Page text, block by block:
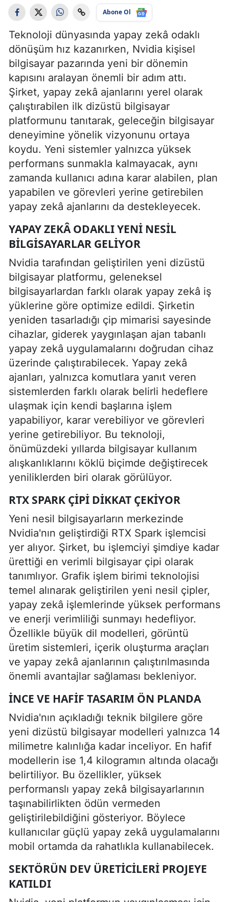
Abone Ol
Teknoloji dünyasında yapay zekâ odaklı
dönüşüm hız kazanırken, Nvidia kişisel
bilgisayar pazarında yeni bir dönemin
kapısını aralayan önemli bir adım attı.
Şirket, yapay zekâ ajanlarını yerel olarak
çalıştırabilen ilk dizüstü bilgisayar
platformunu tanıtarak, geleceğin bilgisayar
deneyimine yönelik vizyonunu ortaya
koydu. Yeni sistemler yalnızca yüksek
performans sunmakla kalmayacak, aynı
zamanda kullanıcı adına karar alabilen, plan
yapabilen ve görevleri yerine getirebilen
yapay zekâ ajanlarını da destekleyecek.
YAPAY ZEKÂ ODAKLI YENI NESIL
BILGISAYARLAR GELIYOR
Nvidia tarafından geliştirilen yeni dizüstü
bilgisayar platformu, geleneksel
bilgisayarlardan farklı olarak yapay zekâ iş
yüklerine göre optimize edildi. Şirketin
yeniden tasarladığı çip mimarisi sayesinde
cihazlar, giderek yaygınlaşan ajan tabanlı
yapay zekâ uygulamalarını doğrudan cihaz
üzerinde çalıştırabilecek. Yapay zekâ
ajanları, yalnızca komutlara yanıt veren
sistemlerden farklı olarak belirli hedeflere
ulaşmak için kendi başlarına işlem
yapabiliyor, karar verebiliyor ve görevleri
yerine getirebiliyor. Bu teknoloji,
önümüzdeki yıllarda bilgisayar kullanım
alışkanlıklarını köklü biçimde değiştirecek
yeniliklerden biri olarak görülüyor.
RTX SPARK ÇIPI DIKKAT ÇEKIYOR
Yeni nesil bilgisayarların merkezinde
Nvidia'nın geliştirdiği RTX Spark işlemcisi
yer alıyor. Şirket, bu işlemciyi şimdiye kadar
ürettiği en verimli bilgisayar çipi olarak
tanımlıyor. Grafik işlem birimi teknolojisi
temel alınarak geliştirilen yeni nesil çipler,
yapay zekâ işlemlerinde yüksek performans
ve enerji verimliliği sunmayı hedefliyor.
Özellikle büyük dil modelleri, görüntü
üretim sistemleri, içerik oluşturma araçları
ve yapay zekâ ajanlarının çalıştırılmasında
önemli avantajlar sağlaması bekleniyor.
İNCE VE HAFIF TASARIM ÖN PLANDA
Nvidia'nın açıkladığı teknik bilgilere göre
yeni dizüstü bilgisayar modelleri yalnızca 14
milimetre kalınlığa kadar inceliyor. En hafif
modellerin ise 1,4 kilogramın altında olacağı
belirtiliyor. Bu özellikler, yüksek
performanslı yapay zekâ bilgisayarlarının
taşınabilirlikten ödün vermeden
geliştirilebildiğini gösteriyor. Böylece
kullanıcılar güçlü yapay zekâ uygulamalarını
mobil ortamda da rahatlıkla kullanabilecek.
SEKTÖRÜN DEV ÜRETICILERI PROJEYE
KATILDI